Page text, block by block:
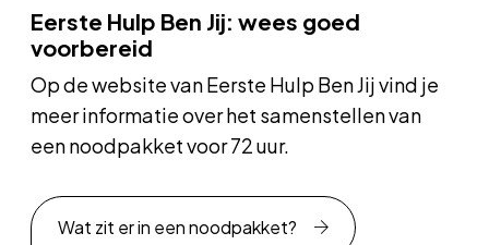
Eerste Hulp Ben Jij: wees goed
voorbereid
Op de website van Eerste Hulp Ben Jij vind je
meer informatie over het samenstellen van
een noodpakket voor 72 uur.
Wat zit er in een noodpakket?